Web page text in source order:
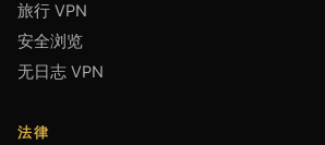
旅行 VPN
安全浏览
无日志 VPN
法律